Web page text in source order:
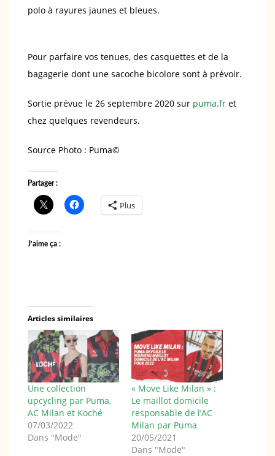
polo à rayures jaunes et bleues.
Pour parfaire vos tenues, des casquettes et de la
bagagerie dont une sacoche bicolore sont à prévoir.
Sortie prévue le 26 septembre 2020 sur puma.fr et
chez quelques revendeurs.
Source Photo : Puma©️
Partager :
Plus
J’aime ça :
Articles similaires
Une collection
upcycling par Puma,
AC Milan et Koché
07/03/2022
Dans "Mode"
« Move Like Milan » :
Le maillot domicile
responsable de l’AC
Milan par Puma
20/05/2021
Dans "Mode"